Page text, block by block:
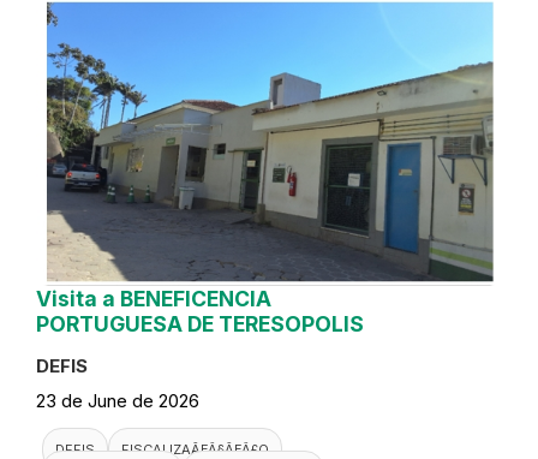
Visita a BENEFICENCIA
PORTUGUESA DE TERESOPOLIS
DEFIS
23 de June de 2026
DEFIS
FISCALIZAÃƑÂ§ÃƑÂ£O